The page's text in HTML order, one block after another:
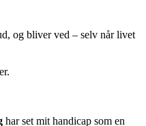
og bliver ved – selv når livet
har set mit handicap som en